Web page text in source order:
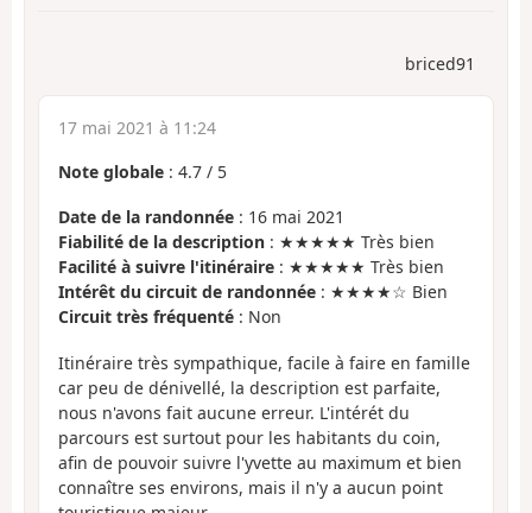
briced91
17 mai 2021 à 11:24
Note globale : 4.7 / 5
Date de la randonnée : 16 mai 2021
Fiabilité de la description : ★★★★★ Très bien
Facilité à suivre l'itinéraire : ★★★★★ Très bien
Intérêt du circuit de randonnée : ★★★★☆ Bien
Circuit très fréquenté : Non
Itinéraire très sympathique, facile à faire en famille
car peu de dénivellé, la description est parfaite,
nous n'avons fait aucune erreur. L'intérét du
parcours est surtout pour les habitants du coin,
afin de pouvoir suivre l'yvette au maximum et bien
connaître ses environs, mais il n'y a aucun point